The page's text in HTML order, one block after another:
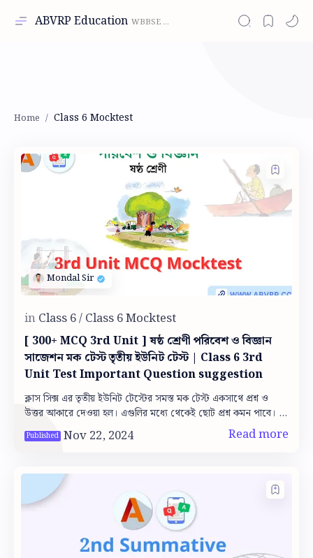
ABVRP Education
Class 6 Mocktest
[ 300+ MCQ 3rd Unit ] ষষ্ঠ শ্রেণী পরিবেশ ও বিজ্ঞান
সাজেশন মক টেস্ট তৃতীয় ইউনিট টেস্ট | Class 6 3rd
Unit Test Important Question suggestion
ক্লাস সিক্স এর তৃতীয় ইউনিট টেস্টের সমস্ত মক টেস্ট একসাথে প্রশ্ন ও
উত্তর আকারে দেওয়া হল। এগুলির মধ্যে থেকেই ছোট প্রশ্ন কমন পাবে।
তাহলে চলো শুরু কর…